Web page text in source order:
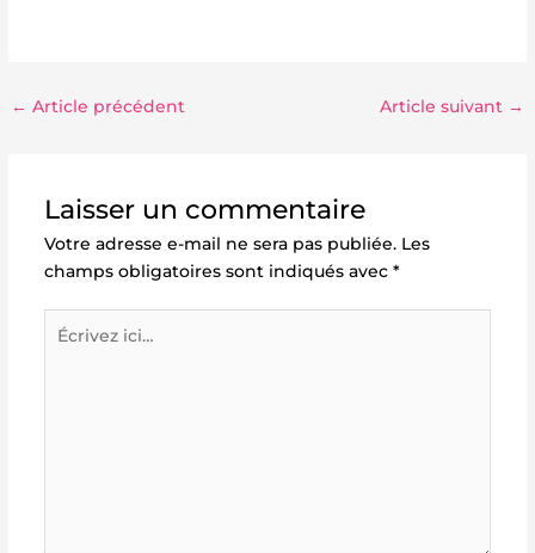
← Article précédent Article suivant →
Laisser un commentaire
Votre adresse e-mail ne sera pas publiée. Les
champs obligatoires sont indiqués avec *